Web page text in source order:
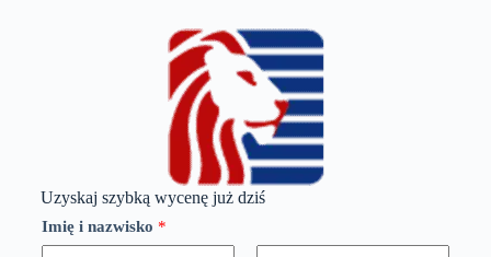
Uzyskaj szybką wycenę już dziś
Imię i nazwisko *